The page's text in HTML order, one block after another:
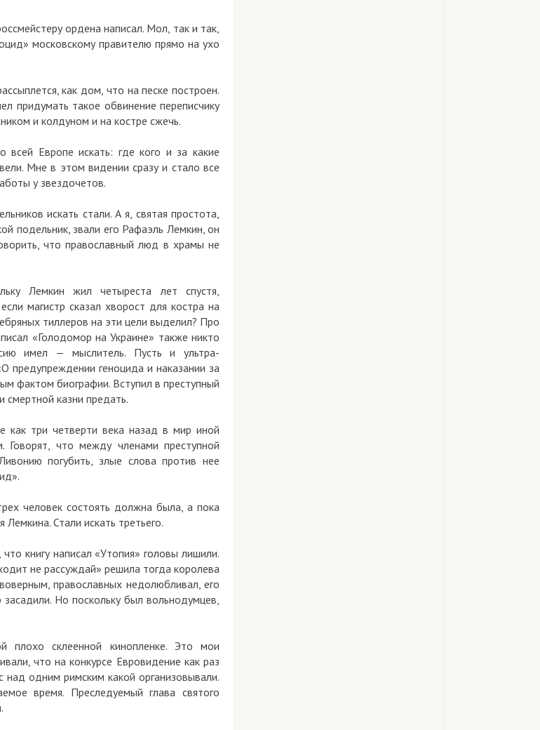
ордена написал. Мол, так и так,
московскому правителю прямо на ухо
как дом, что на песке построен.
придумать такое обвинение переписчику
и колдуном и на костре сжечь.
Европе искать: где кого и за какие
Мне в этом видении сразу и стало все
у звездочетов.
искать стали. А я, святая простота,
подельник, звали его Рафаэль Лемкин, он
что православный люд в храмы не
Лемкин жил четыреста лет спустя,
магистр сказал хворост для костра на
тиллеров на эти цели выделил? Про
«Голодомор на Украине» также никто
имел — мыслитель. Пусть и ультра-
предупреждении геноцида и наказании за
фактом биографии. Вступил в преступный
смертной казни предать.
как три четверти века назад в мир иной
Говорят, что между членами преступной
погубить, злые слова против нее
человек состоять должна была, а пока
Стали искать третьего.
книгу написал «Утопия» головы лишили.
не рассуждай» решила тогда королева
православных недолюбливал, его
Но поскольку был вольнодумцев,
плохо склеенной кинопленке. Это мои
что на конкурсе Евровидение как раз
над одним римским какой организовывали.
время. Преследуемый глава святого